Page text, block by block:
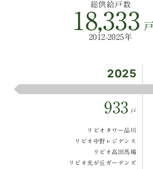
総供給戸数
18,333 戸
2012-2025年
2025
933 戸
リビオタワー品川
リビオ中野レジデンス
リビオ高田馬場
リビオ光が丘ガーデンズ